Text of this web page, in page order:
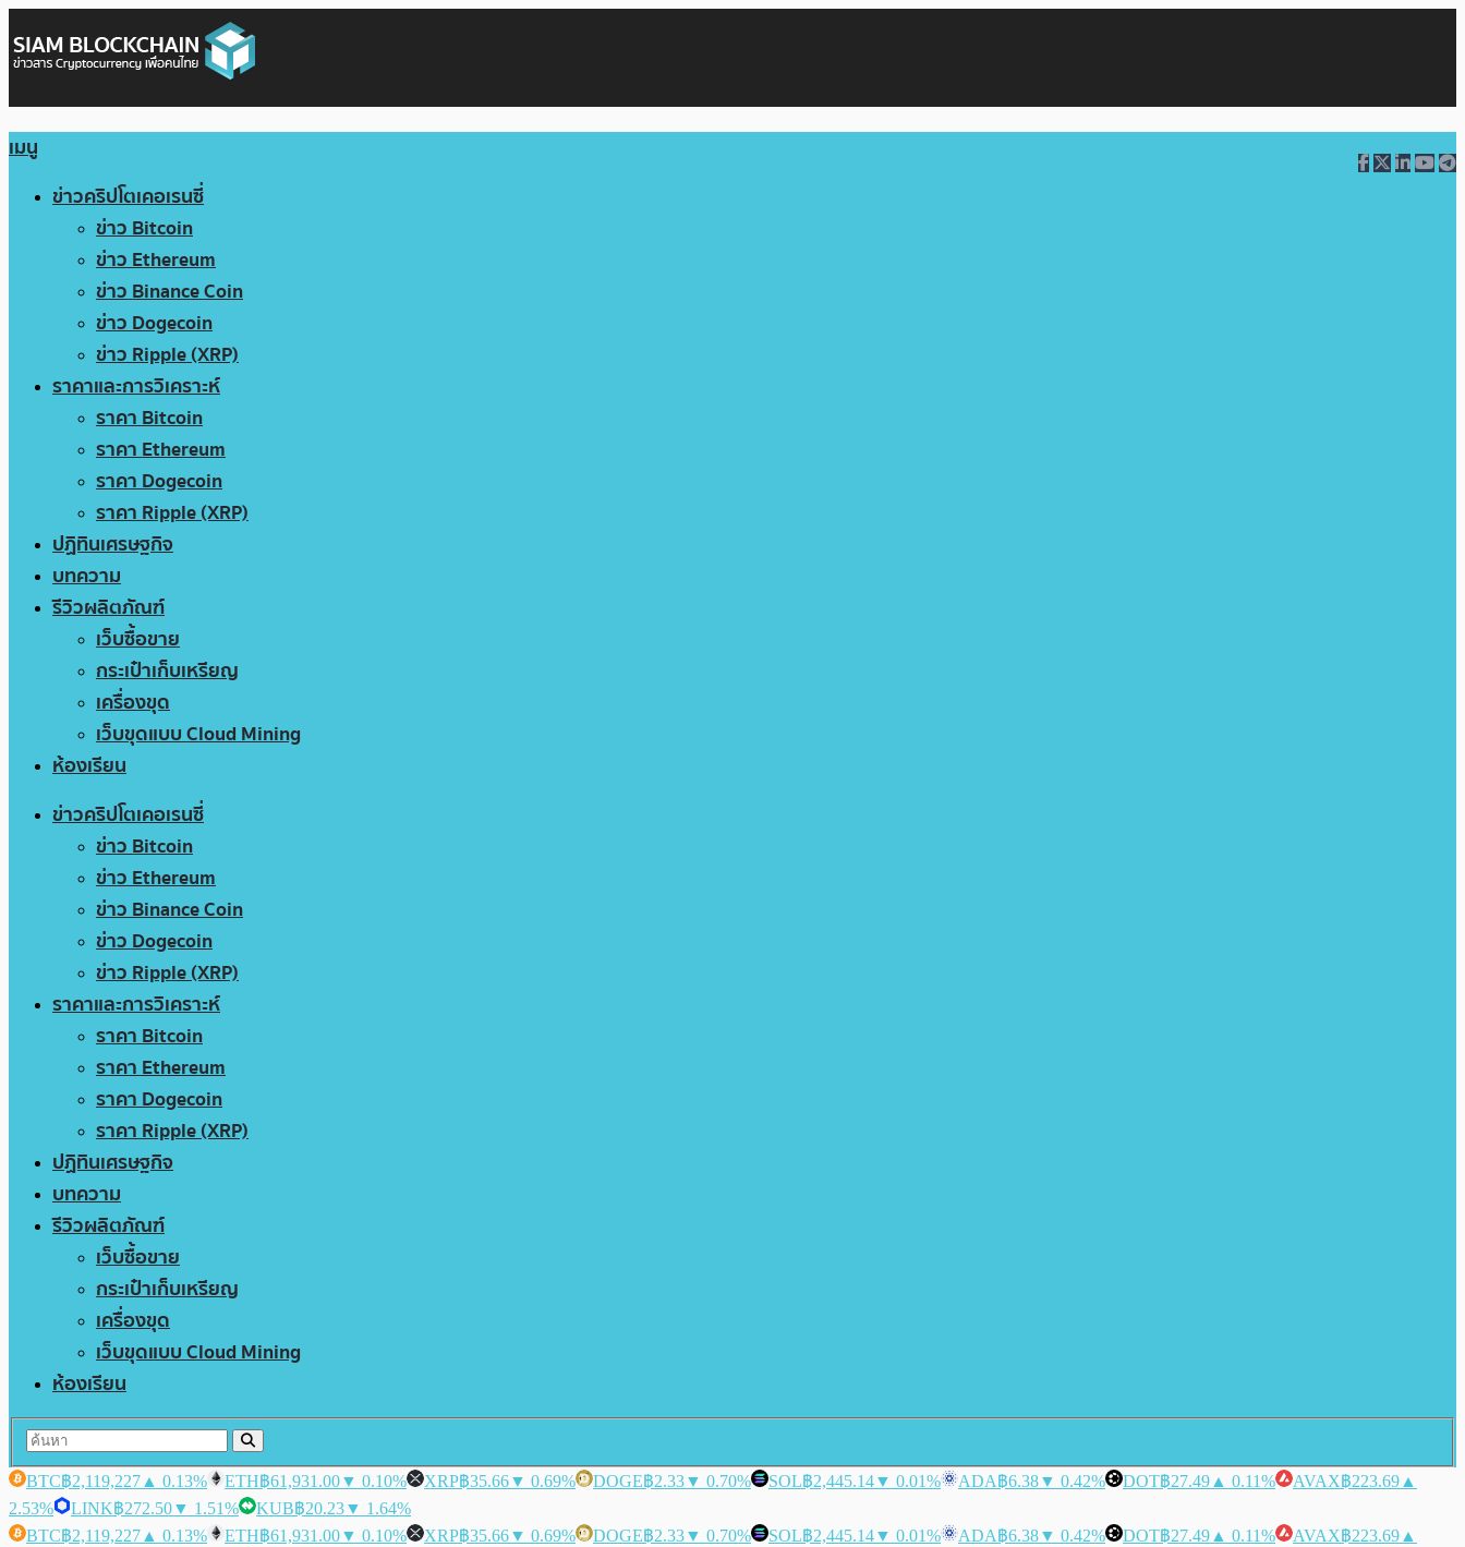
เมนู
ข่าวคริปโตเคอเรนซี่
ข่าว Bitcoin
ข่าว Ethereum
ข่าว Binance Coin
ข่าว Dogecoin
ข่าว Ripple (XRP)
ราคาและการวิเคราะห์
ราคา Bitcoin
ราคา Ethereum
ราคา Dogecoin
ราคา Ripple (XRP)
ปฏิทินเศรษฐกิจ
บทความ
รีวิวผลิตภัณฑ์
เว็บซื้อขาย
กระเป๋าเก็บเหรียญ
เครื่องขุด
เว็บขุดแบบ Cloud Mining
ห้องเรียน
ข่าวคริปโตเคอเรนซี่
ข่าว Bitcoin
ข่าว Ethereum
ข่าว Binance Coin
ข่าว Dogecoin
ข่าว Ripple (XRP)
ราคาและการวิเคราะห์
ราคา Bitcoin
ราคา Ethereum
ราคา Dogecoin
ราคา Ripple (XRP)
ปฏิทินเศรษฐกิจ
บทความ
รีวิวผลิตภัณฑ์
เว็บซื้อขาย
กระเป๋าเก็บเหรียญ
เครื่องขุด
เว็บขุดแบบ Cloud Mining
ห้องเรียน
BTC฿2,119,227 ▲ 0.13% ETH฿61,931.00▼ 0.10% XRP฿35.66▼ 0.69% DOGE฿2.33▼ 0.70% SOL฿2,445.14▼ 0.01% ADA฿6.38▼ 0.42% DOT฿27.49 ▲ 0.11% AVAX฿223.69 ▲
2.53%
LINK฿272.50▼ 1.51% KUB฿20.23▼ 1.64%
BTC฿2,119,227 ▲ 0.13% ETH฿61,931.00▼ 0.10% XRP฿35.66▼ 0.69% DOGE฿2.33▼ 0.70% SOL฿2,445.14▼ 0.01% ADA฿6.38▼ 0.42% DOT฿27.49 ▲ 0.11% AVAX฿223.69 ▲